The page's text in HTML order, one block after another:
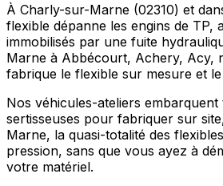
À Charly-sur-Marne (02310) et
flexible dépanne les engins de TP,
immobilisés par une fuite
Marne à Abbécourt, Achery, Acy,
fabrique le flexible sur mesure et
Nos véhicules-ateliers
sertisseuses pour fabriquer sur
Marne, la quasi-totalité des
pression, sans que vous ayez à
votre matériel.